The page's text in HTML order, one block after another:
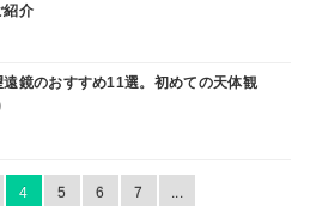
紹介
鏡のおすすめ11選。初めての天体観
4 5 6 7 ...